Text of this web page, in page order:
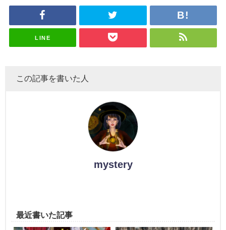
LINE
この記事を書いた人
mystery
最近書いた記事